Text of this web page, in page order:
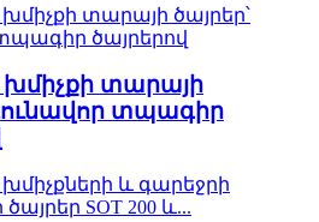
խմիչքի տարայի
տպագիր